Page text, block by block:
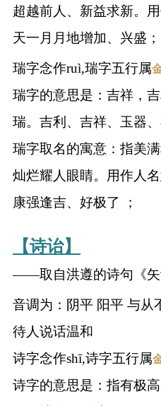
超越前人、新益求新。
天一月月地增加、兴盛；
瑞字念作ruì,瑞字五行属
瑞字的意思是：吉祥，
瑞。吉利、吉祥、玉器
瑞字取名的寓意：指美
灿烂耀人眼睛。用作人
康强逢吉、好极了 ；
【诗诒】
——取自洪遵的诗句《矢
音调为：阴平 阳平 与从
待人说话温和
诗字念作shī,诗字五行属
诗字的意思是：指有极